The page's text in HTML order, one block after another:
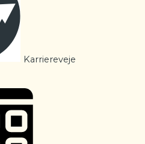
Karriereveje